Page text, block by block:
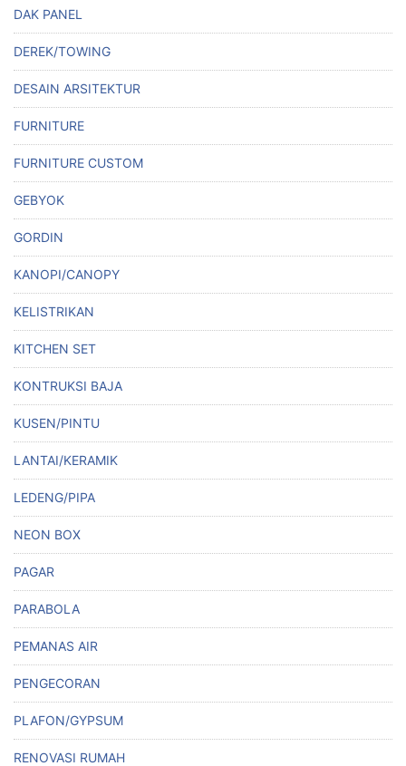
DAK PANEL
DEREK/TOWING
DESAIN ARSITEKTUR
FURNITURE
FURNITURE CUSTOM
GEBYOK
GORDIN
KANOPI/CANOPY
KELISTRIKAN
KITCHEN SET
KONTRUKSI BAJA
KUSEN/PINTU
LANTAI/KERAMIK
LEDENG/PIPA
NEON BOX
PAGAR
PARABOLA
PEMANAS AIR
PENGECORAN
PLAFON/GYPSUM
RENOVASI RUMAH